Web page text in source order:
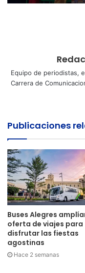
Equipo de periodistas,
Carrera de
Publicaciones
Buses Alegres
oferta de viajes para
disfrutar las fiestas
agostinas
Hace 2 semanas